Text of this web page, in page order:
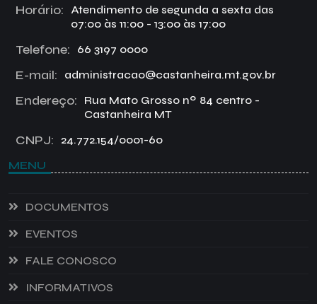
Horário:
Atendimento de segunda a sexta das
07:00 às 11:00 - 13:00 às 17:00
Telefone: 66 3197 0000
E-mail: administracao@castanheira.mt.gov.br
Endereço:
Rua Mato Grosso nº 84 centro -
Castanheira MT
CNPJ: 24.772.154/0001-60
MENU
DOCUMENTOS
EVENTOS
FALE CONOSCO
INFORMATIVOS